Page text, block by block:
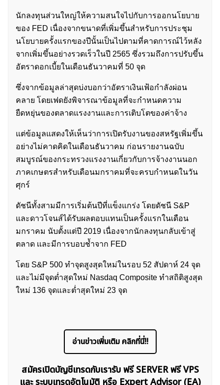
นักลงทุนส่วนใหญ่ให้ความสนใจไปกับการออกนโยบาย
ของ FED เนื่องจากขนาดที่เพิ่มขึ้นสำหรับการประชุม
นโยบายครั้งแรกของปีนั้นเป็นไปตามที่คาดการณ์ไว้หลัง
จากเพิ่มขึ้นอย่างรวดเร็วในปี 2565 ซึ่งรวมถึงการปรับขึ้น
อัตราดอกเบี้ยในเดือนธันวาคมที่ 50 จุด
ซึ่งจากข้อมูลล่าสุดบ่งบอกว่าอัตราเงินเฟ้อกำลังผ่อน
คลาย โดยเฟดยังพิจารณาข้อมูลที่จะกำหนดความ
ยืดหยุ่นของตลาดแรงงานและการเติบโตของค่าจ้าง
แต่ข้อมูลแสดงให้เห็นว่าการเปิดรับงานของสหรัฐเพิ่มขึ้น
อย่างไม่คาดคิดในเดือนธันวาคม ก่อนรายงานฉบับ
สมบูรณ์ของกระทรวงแรงงานเกี่ยวกับการจ้างงานนอก
ภาคเกษตรสำหรับเดือนมกราคมที่จะครบกำหนดในวัน
ศุกร์
ดัชนีทั้งสามมีการเริ่มต้นปีที่แข็งแกร่ง โดยดัชนี S&P
และดาวโจนส์ได้รับผลตอบแทนเป็นครั้งแรกในเดือน
มกราคม นับตั้งแต่ปี 2019 เนื่องจากนักลงทุนกลับเข้าสู่
ตลาด เเละมีการบอบช้ำจาก FED
โดย S&P 500 ทำจุดสูงสุดใหม่ในรอบ 52 สัปดาห์ 24 จุด
และไม่มีจุดต่ำสุดใหม่ Nasdaq Composite ทำสถิติสูงสุด
ใหม่ 136 จุดและต่ำสุดใหม่ 23 จุด
อ่านข่าวเพิ่มเติม คลิกที่นี่!!
สมัครเปิดบัญชีเทรดกับเรารับ ฟรี SERVER ฟรี VPS